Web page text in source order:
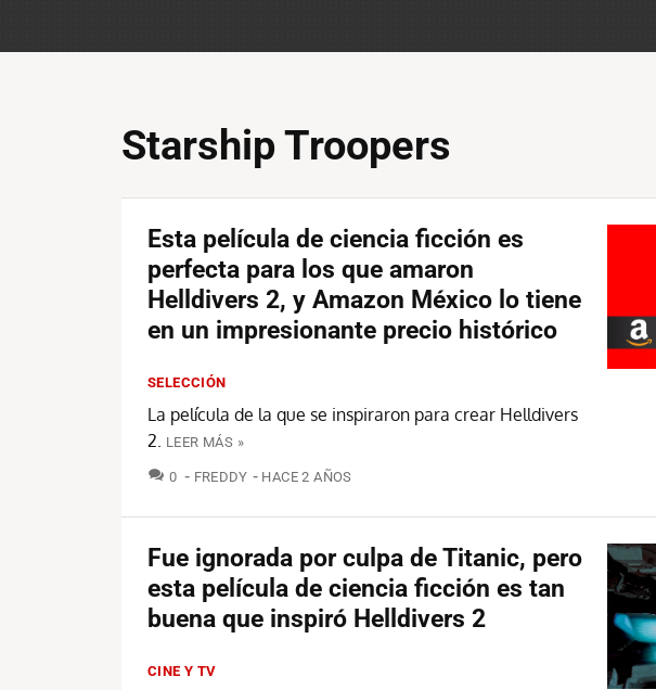
Starship Troopers
Esta película de ciencia ficción es
perfecta para los que amaron
Helldivers 2, y Amazon México lo tiene
en un impresionante precio histórico
SELECCIÓN
La película de la que se inspiraron para crear Helldivers
2.
LEER MÁS »
0 COMENTARIOS
FREDDY HACE 2 AÑOS
Fue ignorada por culpa de Titanic, pero
esta película de ciencia ficción es tan
buena que inspiró Helldivers 2
CINE Y TV